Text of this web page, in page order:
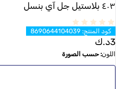
٤٠٣ بلاستيل جل آي بنسل
كود المنتج:
8690644104039
3د.ك
اللون:حسب الصورة